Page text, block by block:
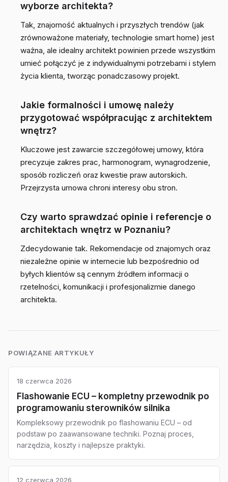
wyborze architekta?
Tak, znajomość aktualnych i przyszłych trendów (jak
zrównoważone materiały, technologie smart home) jest
ważna, ale idealny architekt powinien przede wszystkim
umieć połączyć je z indywidualnymi potrzebami i stylem
życia klienta, tworząc ponadczasowy projekt.
Jakie formalności i umowę należy
przygotować współpracując z architektem
wnętrz?
Kluczowe jest zawarcie szczegółowej umowy, która
precyzuje zakres prac, harmonogram, wynagrodzenie,
sposób rozliczeń oraz kwestie praw autorskich.
Przejrzysta umowa chroni interesy obu stron.
Czy warto sprawdzać opinie i referencje o
architektach wnętrz w Poznaniu?
Zdecydowanie tak. Rekomendacje od znajomych oraz
niezależne opinie w internecie lub bezpośrednio od
byłych klientów są cennym źródłem informacji o
rzetelności, komunikacji i profesjonalizmie danego
architekta.
POWIĄZANE ARTYKUŁY
18 czerwca 2026
Flashowanie ECU – kompletny przewodnik po
programowaniu sterowników silnika
Kompleksowy przewodnik po flashowaniu ECU – od
podstaw po zaawansowane techniki. Poznaj proces,
narzędzia, koszty i najlepsze praktyki.
12 czerwca 2026